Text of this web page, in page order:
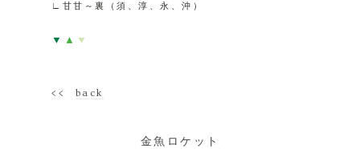
∟甘甘～裏（須、淳、永、沖）
▼ ▲ ▼
<< back
金魚ロケット